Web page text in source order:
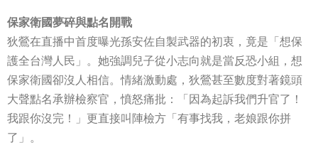
保家衛國夢碎與點名開戰
狄鶯在直播中首度曝光孫安佐自製武器的初衷，竟是「想保
護全台灣人民」。她強調兒子從小志向就是當反恐小組，想
保家衛國卻沒人相信。情緒激動處，狄鶯甚至數度對著鏡頭
大聲點名承辦檢察官，憤怒痛批：「因為起訴我們升官了！
我跟你沒完！」更直接叫陣檢方「有事找我，老娘跟你拼
了」。